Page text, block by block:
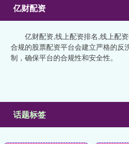
亿财配资
亿财配资,线上配资排名,线上配
合规的股票配资平台会建立严格的反
制，确保平台的合规性和安全性。
话题标签